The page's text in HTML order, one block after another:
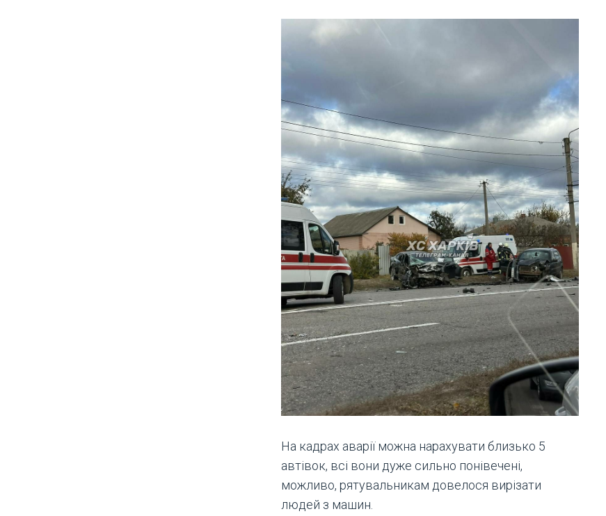
На кадрах аварії можна нарахувати близько 5
автівок, всі вони дуже сильно понівечені,
можливо, рятувальникам довелося вирізати
людей з машин.